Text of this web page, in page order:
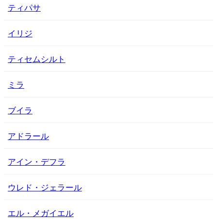
ティパサ
イリジ
ティセムシルト
ミラ
ブイラ
アドラール
アイン・デフラ
ウレド・ジェラール
エル・メガイエル